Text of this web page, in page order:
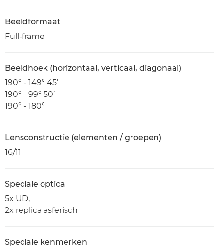
Beeldformaat
Full-frame
Beeldhoek (horizontaal, verticaal, diagonaal)
190° - 149° 45’
190° - 99° 50’
190° - 180°
Lensconstructie (elementen / groepen)
16/11
Speciale optica
5x UD,
2x replica asferisch
Speciale kenmerken